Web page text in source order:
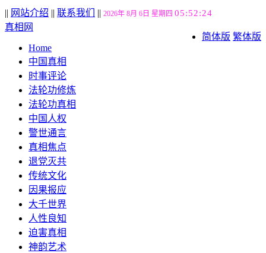
|| 网站介绍 || 联系我们 || 2026年 8月 6日 星期四 05:52:26
简体版 繁体版
真相网
Home
中国真相
时事评论
法轮功修炼
法轮功真相
中国人权
警世通言
真相焦点
退党灭共
传统文化
因果报应
大千世界
人性良知
迫害真相
神韵艺术